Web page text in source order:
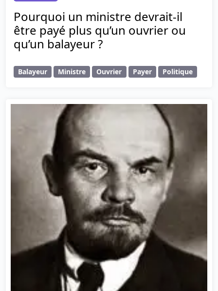
Pourquoi un ministre devrait-il
être payé plus qu’un ouvrier ou
qu’un balayeur ?
Balayeur Ministre Ouvrier Payer Politique